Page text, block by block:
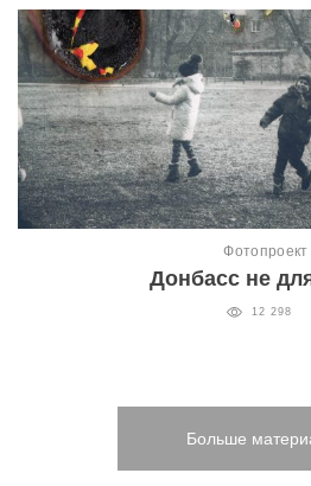
Фотопроект
Донбасс не
12 298
Больше